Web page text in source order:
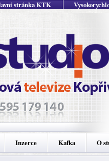
stránka KTK
Inzerce Kafka O